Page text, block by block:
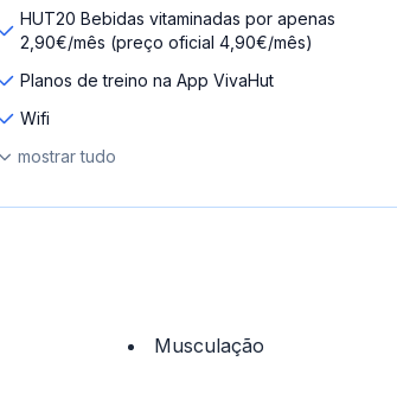
HUT20 Bebidas vitaminadas por apenas
2,90€/mês (preço oficial 4,90€/mês)
Planos de treino na App VivaHut
Wifi
mostrar tudo
Musculação